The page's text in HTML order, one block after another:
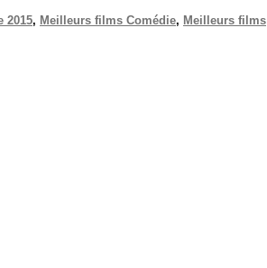
2015, Meilleurs films Comédie, Meilleurs films